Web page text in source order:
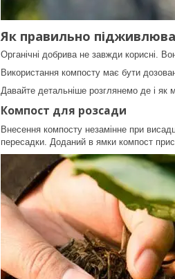
Як правильно
Органічні добрива не завжди корисні.
Використання компосту має бути
Давайте детальніше розглянемо де і як
Компост для розсади
Внесення компосту незамінне при
пересадки. Доданий в ямки компост